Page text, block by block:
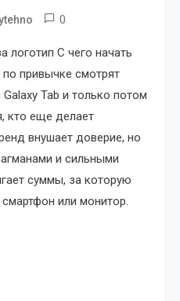
0
логотип С чего начать
привычке смотрят
Tab и только потом
кто еще делает
внушает доверие, но
и сильными
суммы, за которую
или монитор.